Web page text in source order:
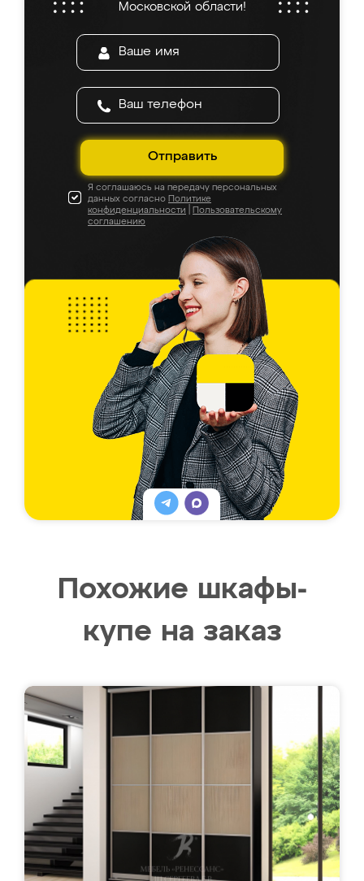
Московской области!
Отправить
Я соглашаюсь на передачу персональных
данных согласно Политике
конфиденциальности
Пользовательскому
соглашению
Похожие шкафы-
купе на заказ